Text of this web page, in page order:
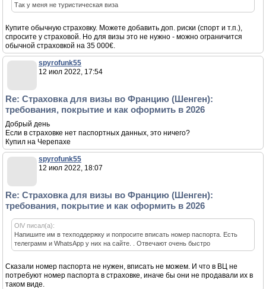
Так у меня не туристическая виза
Купите обычную страховку. Можете добавить доп. риски (спорт и т.п.),
спросите у страховой. Но для визы это не нужно - можно ограничится
обычной страховкой на 35 000€.
spyrofunk55
12 июл 2022, 17:54
Re: Страховка для визы во Францию (Шенген):
требования, покрытие и как оформить в 2026
Добрый день
Если в страховке нет паспортных данных, это ничего?
Купил на Черепахе
spyrofunk55
12 июл 2022, 18:07
Re: Страховка для визы во Францию (Шенген):
требования, покрытие и как оформить в 2026
OlV писал(а):
Напишите им в техподдержку и попросите вписать номер паспорта. Есть
телеграмм и WhatsApp у них на сайте. . Отвечают очень быстро
Сказали номер паспорта не нужен, вписать не можем. И что в ВЦ не
потребуют номер паспорта в страховке, иначе бы они не продавали их в
таком виде.